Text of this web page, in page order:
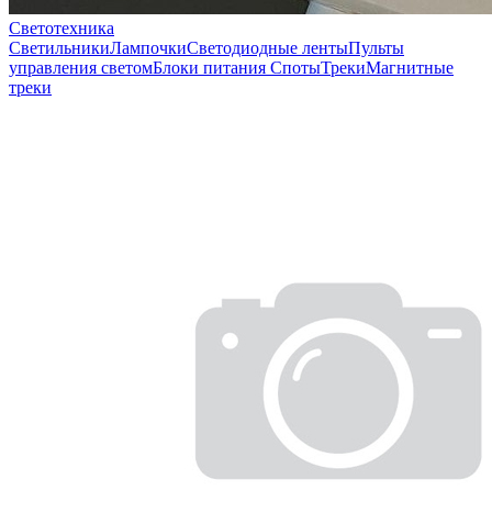
Светотехника
СветильникиЛампочкиСветодиодные лентыПульты
управления светомБлоки питания СпотыТрекиМагнитные
треки